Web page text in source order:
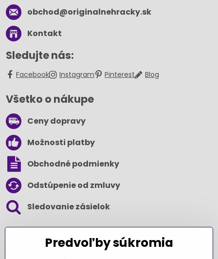
obchod​@originalnehracky​.sk
Kontakt
Sledujte nás:
Facebook Instagram Pinterest Blog
Všetko o nákupe
Ceny dopravy
Možnosti platby
Obchodné podmienky
Odstúpenie od zmluvy
Sledovanie zásielok
Predvoľby súkromia